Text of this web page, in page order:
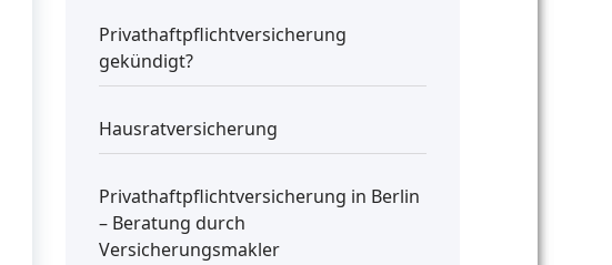
Privathaftpflichtversicherung
gekündigt?
Hausratversicherung
Privathaftpflichtversicherung in Berlin
– Beratung durch
Versicherungsmakler